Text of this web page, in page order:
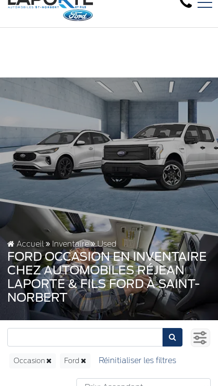
Nous avons besoin de véhicules d'occasion, faites
1881 Rue Principale, Saint-Norbert, QC, CA J0K 3C0
EN
Accueil Inventaire Used
FORD OCCASION EN INVENTAIRE
CHEZ AUTOMOBILES RÉJEAN
LAPORTE & FILS FORD À SAINT-
NORBERT
Occasion Ford